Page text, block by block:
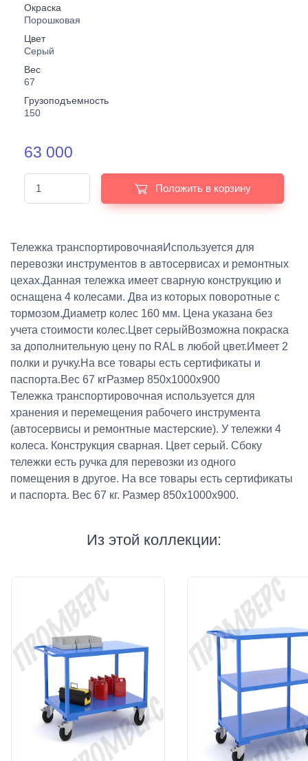
Окраска
Порошковая
Цвет
Серый
Вес
67
Грузоподъемность
150
63 000
Положить в корзину
Тележка транспортировочнаяИспользуется для
перевозки инструментов в автосервисах и ремонтных
цехах.Данная тележка имеет сварную конструкцию и
оснащена 4 колесами. Два из которых поворотные с
тормозом.Диаметр колес 160 мм. Цена указана без
учета стоимости колес.Цвет серыйВозможна покраска
за дополнительную цену по RAL в любой цвет.Имеет 2
полки и ручку.На все товары есть сертификаты и
паспорта.Вес 67 кгРазмер 850х1000х900
Тележка транспортировочная используется для
хранения и перемещения рабочего инструмента
(автосервисы и ремонтные мастерские). У тележки 4
колеса. Конструкция сварная. Цвет серый. Сбоку
тележки есть ручка для перевозки из одного
помещения в другое. На все товары есть сертификаты
и паспорта. Вес 67 кг. Размер 850х1000х900.
Из этой коллекции: